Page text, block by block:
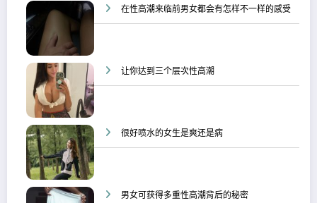
在性高潮来临前男女都会有怎样不一样的感受
让你达到三个层次性高潮
很好喷水的女生是爽还是病
男女可获得多重性高潮背后的秘密